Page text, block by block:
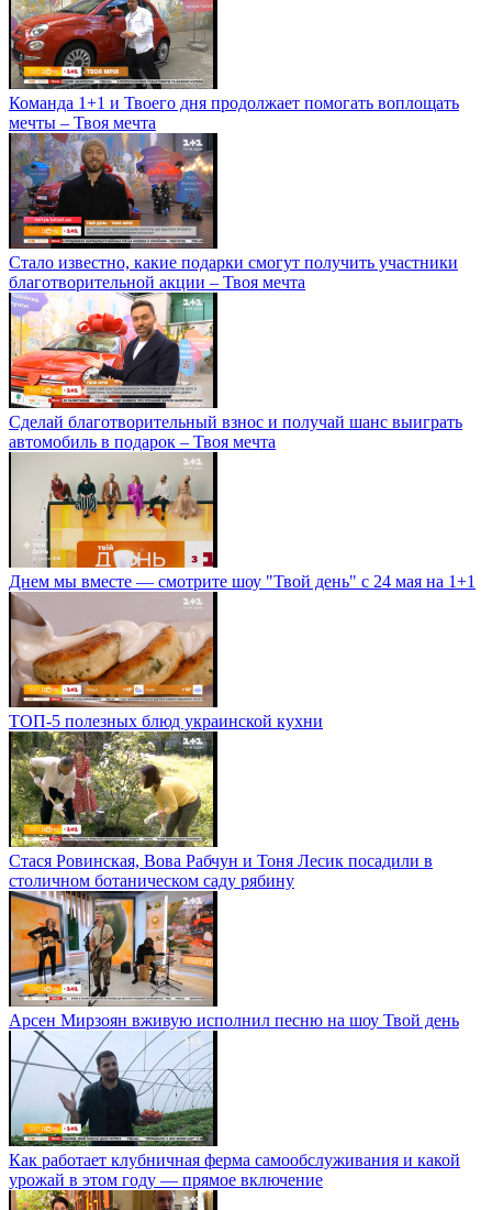
Команда 1+1 и Твоего дня продолжает помогать воплощать
мечты – Твоя мечта
Стало известно, какие подарки смогут получить участники
благотворительной акции – Твоя мечта
Сделай благотворительный взнос и получай шанс выиграть
автомобиль в подарок – Твоя мечта
Днем мы вместе — смотрите шоу "Твой день" с 24 мая на 1+1
ТОП-5 полезных блюд украинской кухни
Стася Ровинская, Вова Рабчун и Тоня Лесик посадили в
столичном ботаническом саду рябину
Арсен Мирзоян вживую исполнил песню на шоу Твой день
Как работает клубничная ферма самообслуживания и какой
урожай в этом году — прямое включение